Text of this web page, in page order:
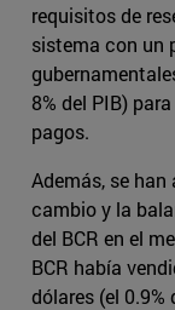
requisitos de
sistema con un
8% del PIB)
pagos.
Además, se
cambio y la
del BCR en el
BCR había
dólares (el 0.9%